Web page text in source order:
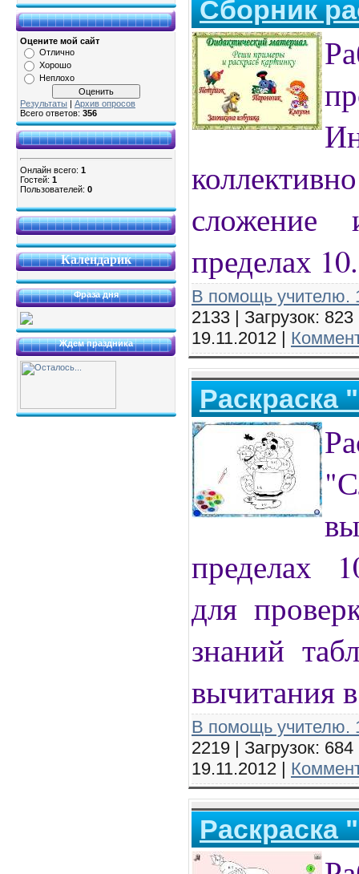
Оцените мой сайт
Отлично
Хорошо
Неплохо
Результаты | Архив опросов
Всего ответов: 356
Онлайн всего: 1
Гостей: 1
Пользователей: 0
Календарик
Фраза дня
Ждем праздника
Сборник
пределах 10.
В помощь учителю.
2133 | Загрузок:
19.11.2012 |
Раскраска
пределах
для
знаний
вычитания
В помощь учителю.
2219 | Загрузок:
19.11.2012 |
Раскраска